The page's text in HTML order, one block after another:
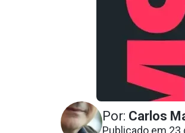
Por: Carlos
Publicado em 23